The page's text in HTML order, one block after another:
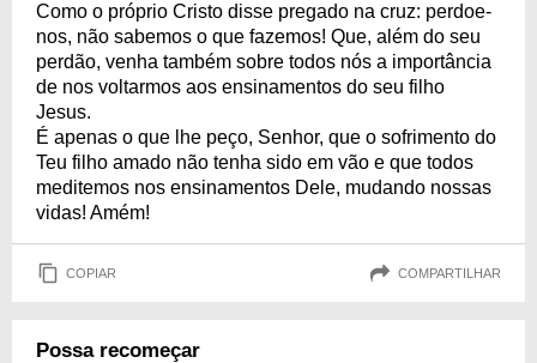
Como o próprio Cristo disse pregado na cruz: perdoe-
nos, não sabemos o que fazemos! Que, além do seu
perdão, venha também sobre todos nós a importância
de nos voltarmos aos ensinamentos do seu filho
Jesus.
É apenas o que lhe peço, Senhor, que o sofrimento do
Teu filho amado não tenha sido em vão e que todos
meditemos nos ensinamentos Dele, mudando nossas
vidas! Amém!
COPIAR COMPARTILHAR
Possa recomeçar